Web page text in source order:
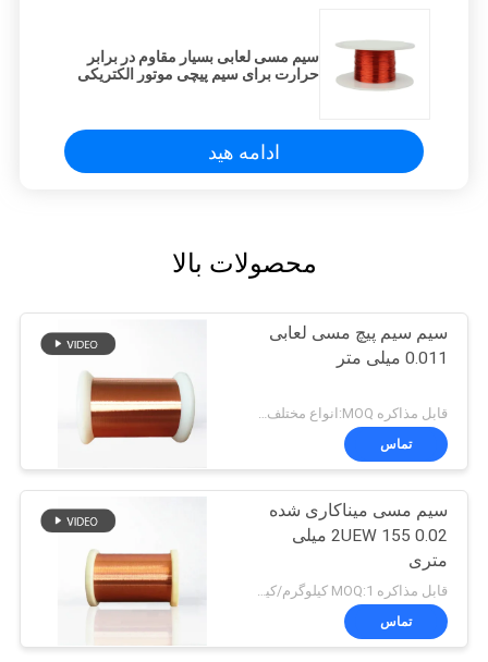
سیم مسی لعابی بسیار مقاوم در برابر
حرارت برای سیم پیچی موتور الکتریکی
ادامه هید
محصولات بالا
سیم سیم پیچ مسی لعابی
0.011 میلی متر
قابل مذاکره MOQ:انواع مختلف با MOQ متفاوت
تماس
سیم مسی میناکاری شده
2UEW 155 0.02 میلی
متری
تماس